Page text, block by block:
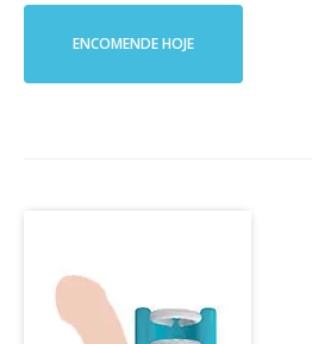
ENCOMENDE HOJE